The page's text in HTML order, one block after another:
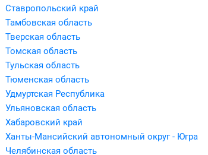
Ставропольский край
Тамбовская область
Тверская область
Томская область
Тульская область
Тюменская область
Удмуртская Республика
Ульяновская область
Хабаровский край
Ханты-Мансийский автономный округ - Югра
Челябинская область